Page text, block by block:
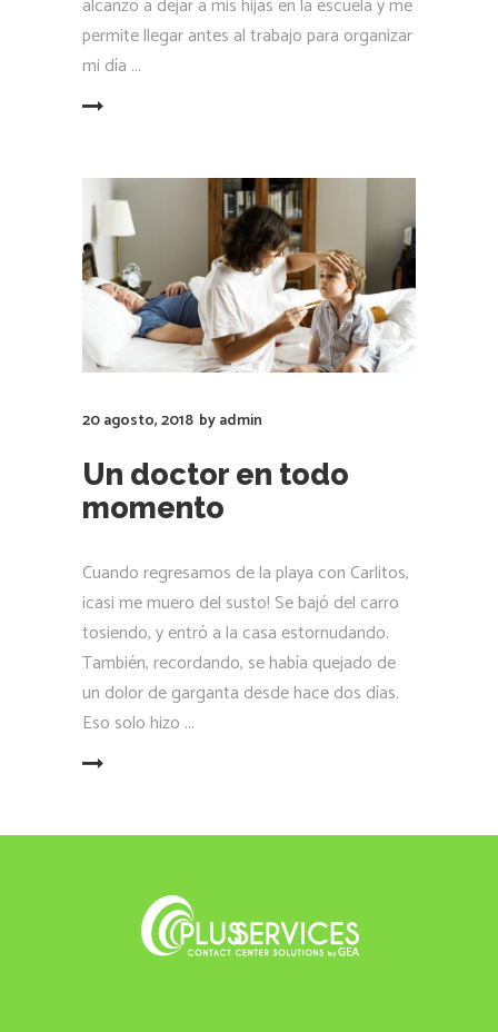
alcanzo a dejar a mis hijas en la escuela y me
permite llegar antes al trabajo para organizar
mi día
20 agosto, 2018 byadmin
Un doctor en todo
momento
Cuando regresamos de la playa con Carlitos,
¡casi me muero del susto! Se bajó del carro
tosiendo, y entró a la casa estornudando.
También, recordando, se había quejado de
un dolor de garganta desde hace dos días.
Eso solo hizo